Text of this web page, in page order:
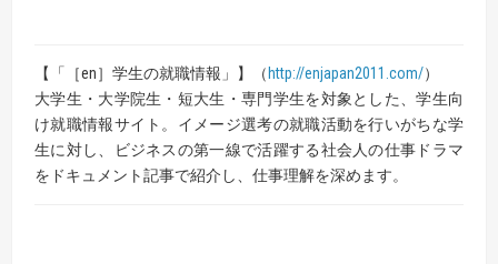
【「［en］学生の就職情報」】（ http://enjapan2011.com/）
大学生・大学院生・短大生・専門学生を対象とした、学生向
け就職情報サイト。イメージ選考の就職活動を行いがちな学
生に対し、ビジネスの第一線で活躍する社会人の仕事ドラマ
をドキュメント記事で紹介し、仕事理解を深めます。